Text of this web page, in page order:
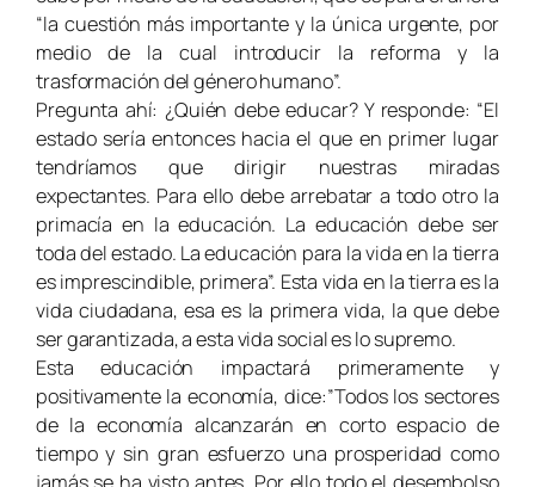
“la cuestión más importante y la única urgente, por
medio de la cual introducir la reforma y la
trasformación del género humano”.
Pregunta ahí: ¿Quién debe educar? Y responde: “El
estado sería entonces hacia el que en primer lugar
tendríamos que dirigir nuestras miradas
expectantes. Para ello debe arrebatar a todo otro la
primacía en la educación. La educación debe ser
toda del estado. La educación para la vida en la tierra
es imprescindible, primera”. Esta vida en la tierra es la
vida ciudadana, esa es la primera vida, la que debe
ser garantizada, a esta vida social es lo supremo.
Esta educación impactará primeramente y
positivamente la economía, dice:”Todos los sectores
de la economía alcanzarán en corto espacio de
tiempo y sin gran esfuerzo una prosperidad como